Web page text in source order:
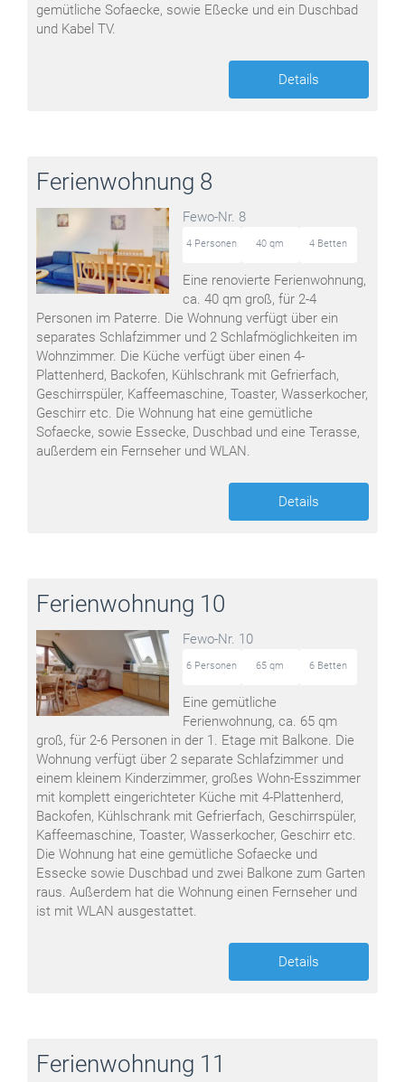
gemütliche Sofaecke, sowie Eßecke und ein Duschbad
und Kabel TV.
Details
Ferienwohnung 8
Fewo-Nr. 8
4 Personen 40 qm 4 Betten
Eine renovierte Ferienwohnung,
ca. 40 qm groß, für 2-4
Personen im Paterre. Die Wohnung verfügt über ein
separates Schlafzimmer und 2 Schlafmöglichkeiten im
Wohnzimmer. Die Küche verfügt über einen 4-
Plattenherd, Backofen, Kühlschrank mit Gefrierfach,
Geschirrspüler, Kaffeemaschine, Toaster, Wasserkocher,
Geschirr etc. Die Wohnung hat eine gemütliche
Sofaecke, sowie Essecke, Duschbad und eine Terasse,
außerdem ein Fernseher und WLAN.
Details
Ferienwohnung 10
Fewo-Nr. 10
6 Personen 65 qm 6 Betten
Eine gemütliche
Ferienwohnung, ca. 65 qm
groß, für 2-6 Personen in der 1. Etage mit Balkone. Die
Wohnung verfügt über 2 separate Schlafzimmer und
einem kleinem Kinderzimmer, großes Wohn-Esszimmer
mit komplett eingerichteter Küche mit 4-Plattenherd,
Backofen, Kühlschrank mit Gefrierfach, Geschirrspüler,
Kaffeemaschine, Toaster, Wasserkocher, Geschirr etc.
Die Wohnung hat eine gemütliche Sofaecke und
Essecke sowie Duschbad und zwei Balkone zum Garten
raus. Außerdem hat die Wohnung einen Fernseher und
ist mit WLAN ausgestattet.
Details
Ferienwohnung 11